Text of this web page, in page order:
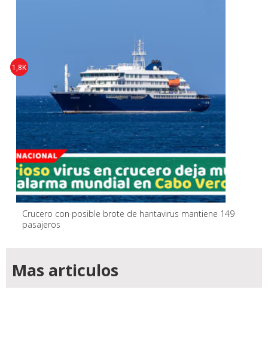
Crucero con posible brote de hantavirus mantiene 149
pasajeros
1,8K
Mas articulos